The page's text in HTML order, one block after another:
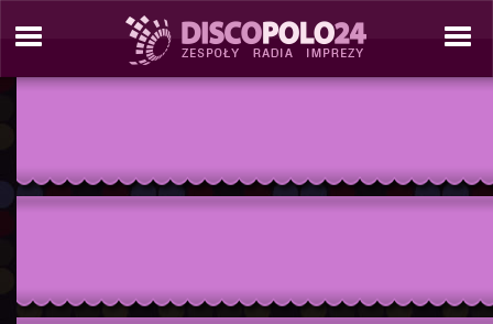
./tresc/zespol_informacje.php./include/site_tools/